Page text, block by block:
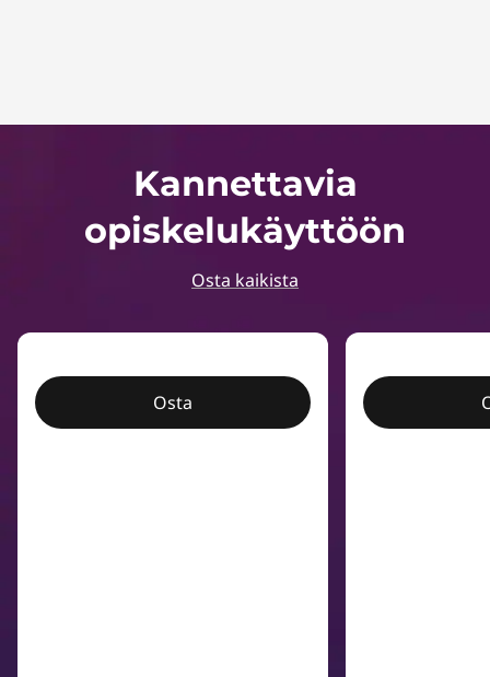
Kannettavia
opiskelukäyttöön
Osta kaikista
Osta